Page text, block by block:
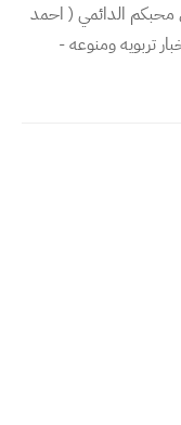
محبكم الدائمي ( احمد
تربويه ومنوعه -